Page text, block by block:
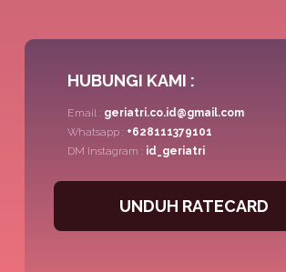
HUBUNGI KAMI :
Email : geriatri.co.id@gmail.com
Whatsapp : +628111379101
DM Instagram : id_geriatri
UNDUH RATECARD